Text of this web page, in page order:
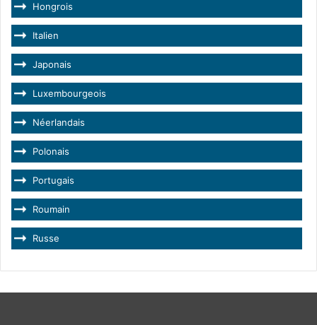
Hongrois
Italien
Japonais
Luxembourgeois
Néerlandais
Polonais
Portugais
Roumain
Russe